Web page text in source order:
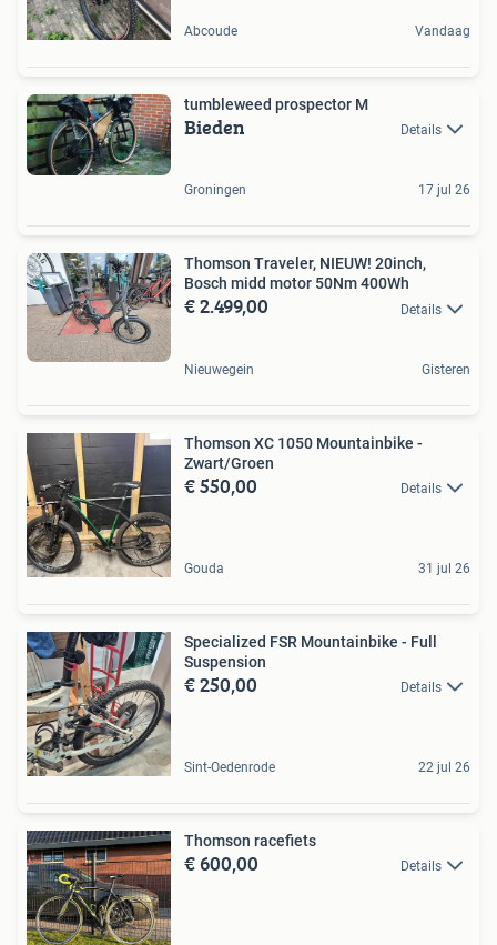
Abcoude Vandaag
tumbleweed prospector M
Bieden Details
Groningen 17 jul 26
Thomson Traveler, NIEUW! 20inch,
Bosch midd motor 50Nm 400Wh
€ 2.499,00 Details
Nieuwegein Gisteren
Thomson XC 1050 Mountainbike -
Zwart/Groen
€ 550,00 Details
Gouda 31 jul 26
Specialized FSR Mountainbike - Full
Suspension
€ 250,00 Details
Sint-Oedenrode 22 jul 26
Thomson racefiets
€ 600,00 Details